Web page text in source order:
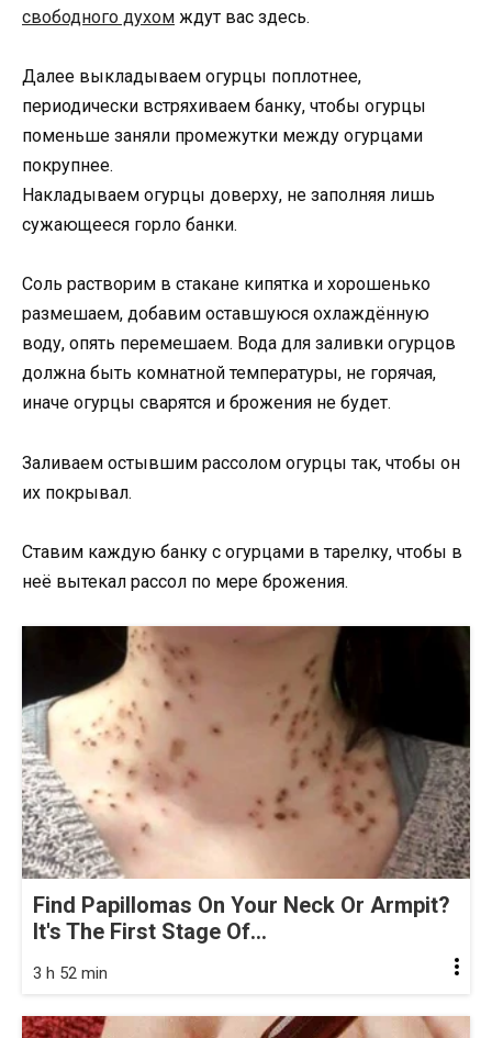
свободного духом ждут вас здесь.
Далее выкладываем огурцы поплотнее,
периодически встряхиваем банку, чтобы огурцы
поменьше заняли промежутки между огурцами
покрупнее.
Накладываем огурцы доверху, не заполняя лишь
сужающееся горло банки.
Соль растворим в стакане кипятка и хорошенько
размешаем, добавим оставшуюся охлаждённую
воду, опять перемешаем. Вода для заливки огурцов
должна быть комнатной температуры, не горячая,
иначе огурцы сварятся и брожения не будет.
Заливаем остывшим рассолом огурцы так, чтобы он
их покрывал.
Ставим каждую банку с огурцами в тарелку, чтобы в
неё вытекал рассол по мере брожения.
Find Papillomas On Your Neck Or Armpit?
It's The First Stage Of...
3 h 52 min